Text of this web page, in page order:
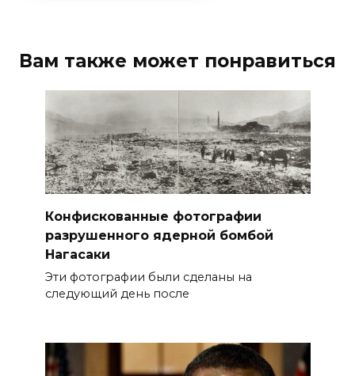
Вам также может понравиться
Конфискованные фотографии
разрушенного ядерной бомбой
Нагасаки
Эти фотографии были сделаны на
следующий день после